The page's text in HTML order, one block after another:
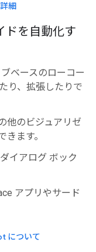
細
ドを自動化す
ベースのローコー
り、拡張したりで
他のビジュアリゼ
ます。
イアログ ボック
アプリやサード
について